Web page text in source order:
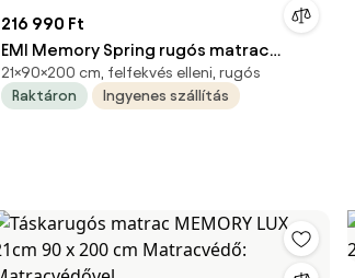
216 990 Ft
EMI Memory Spring rugós matrac
90×200 cm 1+1 INGYEN
21×90×200 cm, felfekvés elleni, rugós
Raktáron
Ingyenes szállítás